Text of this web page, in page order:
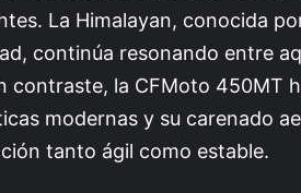
La Himalayan, conocida
continúa resonando entre
contraste, la CFMoto 450MT
modernas y su carenado
tanto ágil como estable.